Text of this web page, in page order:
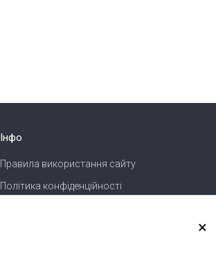
Інфо
Правила використання сайту
Політика конфіденційності
×